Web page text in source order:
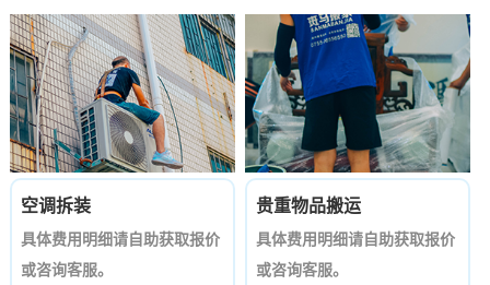
空调拆装
具体费用明细请自助获取报价
或咨询客服。
贵重物品搬运
具体费用明细请自助获取报价
或咨询客服。